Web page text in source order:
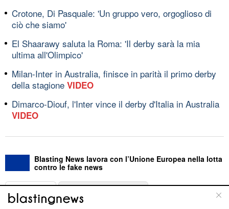
Crotone, Di Pasquale: 'Un gruppo vero, orgoglioso di
ciò che siamo'
El Shaarawy saluta la Roma: 'Il derby sarà la mia
ultima all'Olimpico'
Milan-Inter in Australia, finisce in parità il primo derby
della stagione VIDEO
Dimarco-Diouf, l'Inter vince il derby d'Italia in Australia
VIDEO
Blasting News lavora con l’Unione Europea nella lotta
contro le fake news
ABOUT